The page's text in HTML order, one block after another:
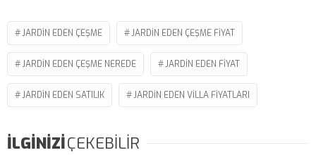
JARDIN EDEN ÇEŞME JARDIN EDEN ÇEŞME FIYAT
JARDIN EDEN ÇEŞME NEREDE JARDIN EDEN FIYAT
JARDIN EDEN SATILIK JARDIN EDEN VILLA FIYATLARI
İLGİNİZİÇEKEBİLİR